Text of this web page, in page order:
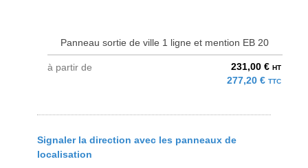
Panneau sortie de ville 1 ligne et mention EB 20
à partir de 231,00 € HT
277,20 € TTC
Signaler la direction avec les panneaux de
localisation